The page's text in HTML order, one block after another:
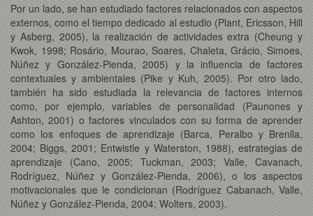
Por un lado, se han estudiado factores relacionados con aspectos
externos, como el tiempo dedicado al estudio (Plant, Ericsson, Hill
y Asberg, 2005), la realización de actividades extra (Cheung y
Kwok, 1998; Rosário, Mourao, Soares, Chaleta, Grácio, Simoes,
Núñez y González-Pienda, 2005) y la influencia de factores
contextuales y ambientales (Pike y Kuh, 2005). Por otro lado,
también ha sido estudiada la relevancia de factores internos
como, por ejemplo, variables de personalidad (Paunones y
Ashton, 2001) o factores vinculados con su forma de aprender
como los enfoques de aprendizaje (Barca, Peralbo y Brenlla,
2004; Biggs, 2001; Entwistle y Waterston, 1988), estrategias de
aprendizaje (Cano, 2005; Tuckman, 2003; Valle, Cavanach,
Rodríguez, Núñez y González-Pienda, 2006), o los aspectos
motivacionales que le condicionan (Rodríguez Cabanach, Valle,
Núñez y González-Pienda, 2004; Wolters, 2003).